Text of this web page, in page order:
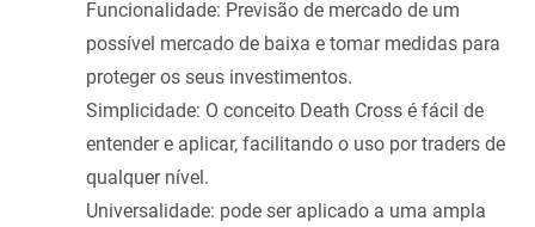
Funcionalidade: Previsão de mercado de um
possível mercado de baixa e tomar medidas para
proteger os seus investimentos.
Simplicidade: O conceito Death Cross é fácil de
entender e aplicar, facilitando o uso por traders de
qualquer nível.
Universalidade: pode ser aplicado a uma ampla